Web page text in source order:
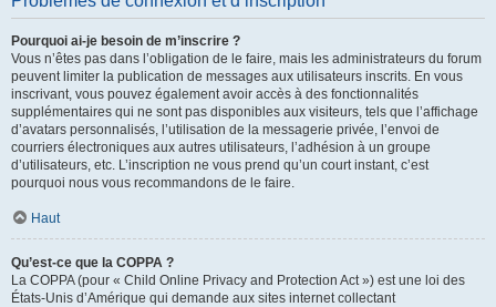
Pourquoi ai-je besoin de m’inscrire ?
Vous n’êtes pas dans l’obligation de le faire, mais les administrateurs du forum
peuvent limiter la publication de messages aux utilisateurs inscrits. En vous
inscrivant, vous pouvez également avoir accès à des fonctionnalités
supplémentaires qui ne sont pas disponibles aux visiteurs, tels que l’affichage
d’avatars personnalisés, l’utilisation de la messagerie privée, l’envoi de
courriers électroniques aux autres utilisateurs, l’adhésion à un groupe
d’utilisateurs, etc. L’inscription ne vous prend qu’un court instant, c’est
pourquoi nous vous recommandons de le faire.
Haut
Qu’est-ce que la COPPA ?
La COPPA (pour « Child Online Privacy and Protection Act ») est une loi des
États-Unis d’Amérique qui demande aux sites internet collectant